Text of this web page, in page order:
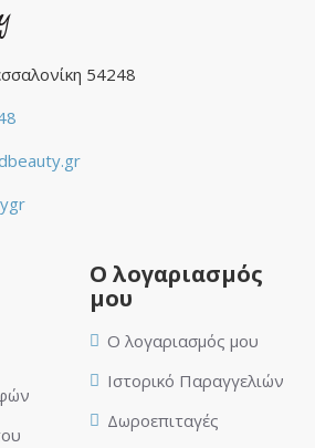
54248
Ο λογαριασμός
μου
Ο λογαριασμός μου
Ιστορικό Παραγγελιών
Δωροεπιταγές